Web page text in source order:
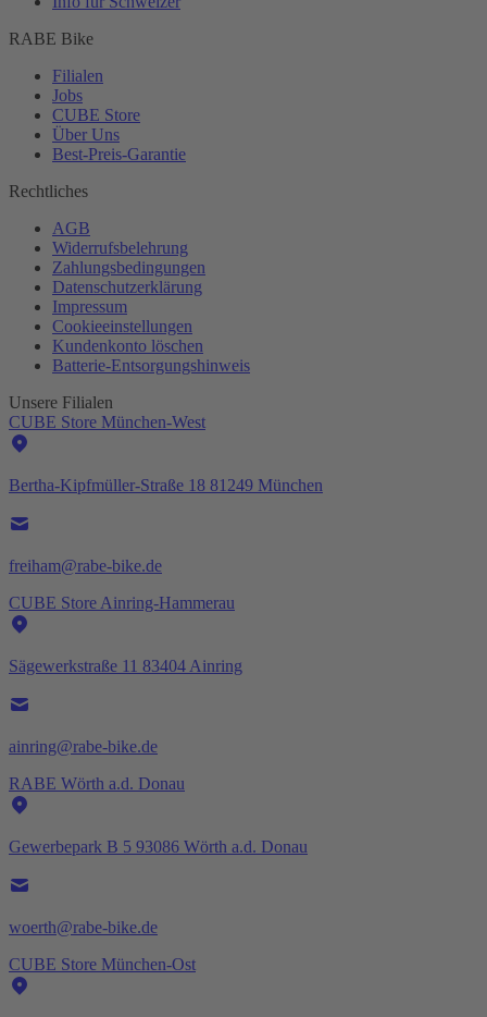
RABE Bike
Filialen
Jobs
CUBE Store
Über Uns
Best-Preis-Garantie
Rechtliches
AGB
Widerrufsbelehrung
Zahlungsbedingungen
Datenschutzerklärung
Impressum
Cookieeinstellungen
Kundenkonto löschen
Batterie-Entsorgungshinweis
Unsere Filialen
CUBE Store München-West
Bertha-Kipfmüller-Straße 18 81249 München
freiham@rabe-bike.de
CUBE Store Ainring-Hammerau
Sägewerkstraße 11 83404 Ainring
ainring@rabe-bike.de
RABE Wörth a.d. Donau
Gewerbepark B 5 93086 Wörth a.d. Donau
woerth@rabe-bike.de
CUBE Store München-Ost